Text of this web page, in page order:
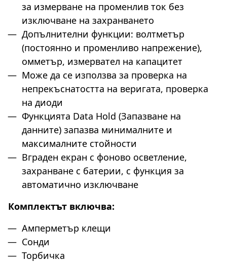
за измерване на променлив ток без
изключване на захранването
Допълнителни функции: волтметър
(постоянно и променливо напрежение),
омметър, измервател на капацитет
Може да се използва за проверка на
непрекъснатостта на веригата, проверка
на диоди
Функцията Data Hold (Запазване на
данните) запазва минималните и
максималните стойности
Вграден екран с фоново осветление,
захранване с батерии, с функция за
автоматично изключване
Комплектът включва:
Амперметър клещи
Сонди
Торбичка